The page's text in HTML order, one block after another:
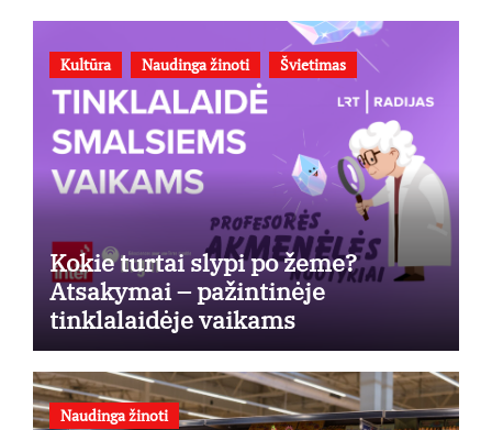
Kultūra Naudinga žinoti Švietimas
Kokie turtai slypi po žeme?
Atsakymai – pažintinėje
tinklalaidėje vaikams
Naudinga žinoti